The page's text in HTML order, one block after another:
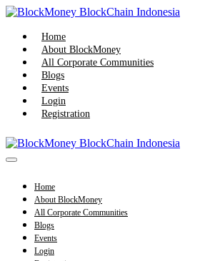
Skip
content
Home
About BlockMoney
All Corporate Communities
Blogs
Events
Login
Registration
Menu
Home
About BlockMoney
All Corporate Communities
Blogs
Events
Login